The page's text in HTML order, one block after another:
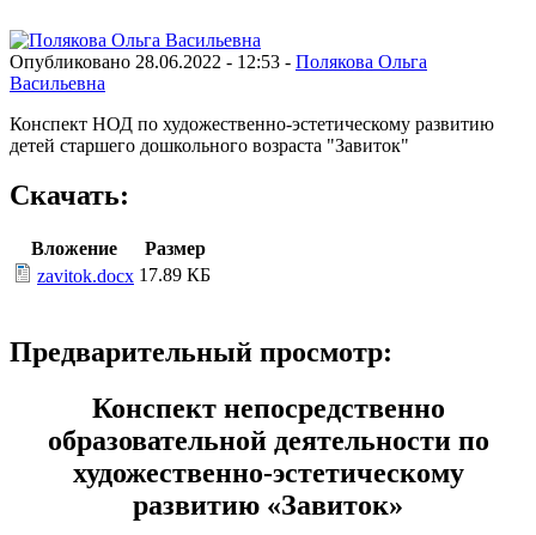
Опубликовано 28.06.2022 - 12:53 - Полякова Ольга
Васильевна
Конспект НОД по художественно-эстетическому развитию
детей старшего дошкольного возраста "Завиток"
Скачать:
Вложение
Размер
zavitok.docx 17.89 КБ
Предварительный просмотр:
Конспект непосредственно
образовательной деятельности по
художественно-эстетическому
развитию «Завиток»